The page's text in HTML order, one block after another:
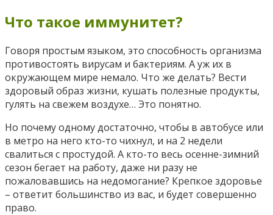
Что такое иммунитет?
Говоря простым языком, это способность организма
противостоять вирусам и бактериям. А уж их в
окружающем мире немало. Что же делать? Вести
здоровый образ жизни, кушать полезные продукты,
гулять на свежем воздухе… Это понятно.
Но почему одному достаточно, чтобы в автобусе или
в метро на него кто-то чихнул, и на 2 недели
свалиться с простудой. А кто-то весь осенне-зимний
сезон бегает на работу, даже ни разу не
пожаловавшись на недомогание? Крепкое здоровье
– ответит большинство из вас, и будет совершенно
право.